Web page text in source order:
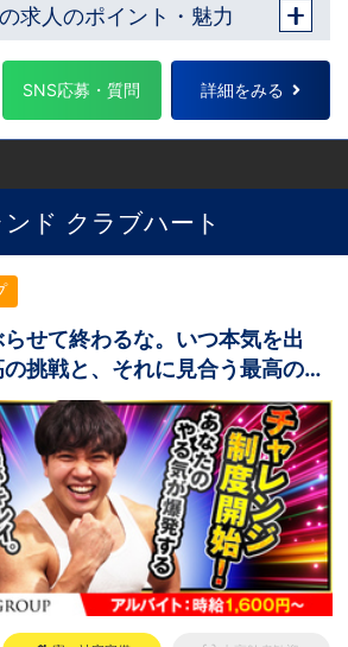
求人のポイント・魅力
SNS応募・質問 詳細をみる
ド クラブハート
せて終わるな。いつ本気を出
挑戦と、それに見合う最高の対